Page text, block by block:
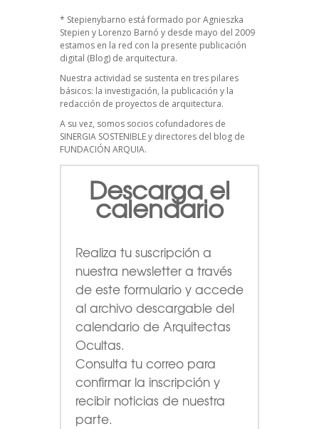
* Stepienybarno está formado por Agnieszka
Stepien y Lorenzo Barnó y desde mayo del 2009
estamos en la red con la presente publicación
digital (Blog) de arquitectura.
Nuestra actividad se sustenta en tres pilares
básicos: la investigación, la publicación y la
redacción de proyectos de arquitectura.
A su vez, somos socios cofundadores de
SINERGIA SOSTENIBLEy directores del blog de
FUNDACIÓN ARQUIA.
Descarga el
calendario
Realiza tu suscripción a
nuestra newsletter a través
de este formulario y accede
al archivo descargable del
calendario de Arquitectas
Ocultas.
Consulta tu correo para
confirmar la inscripción y
recibir noticias de nuestra
parte.